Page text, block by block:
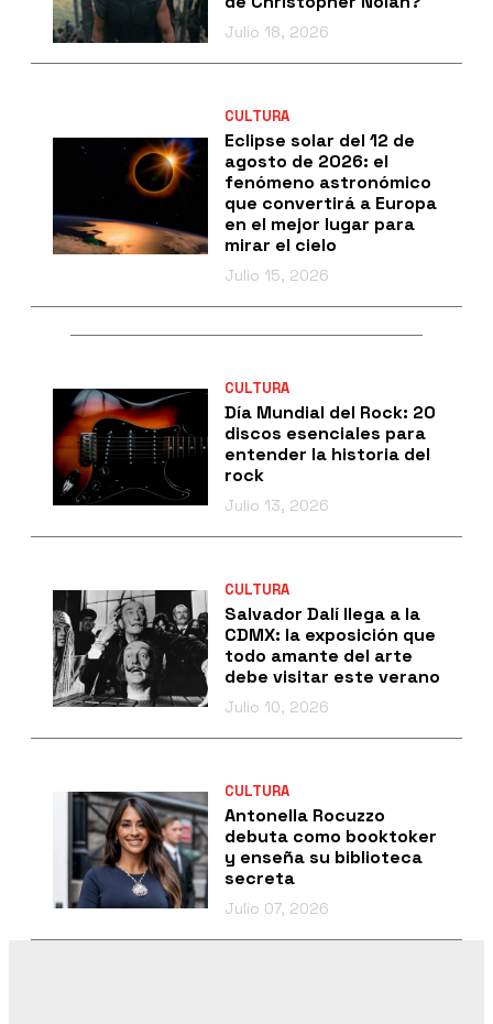
Julio 18, 2026
CULTURA
Eclipse solar del 12 de
agosto de 2026: el
fenómeno astronómico
que convertirá a Europa
en el mejor lugar para
mirar el cielo
Julio 15, 2026
CULTURA
Día Mundial del Rock: 20
discos esenciales para
entender la historia del
rock
Julio 13, 2026
CULTURA
Salvador Dalí llega a la
CDMX: la exposición que
todo amante del arte
debe visitar este verano
Julio 10, 2026
CULTURA
Antonella Rocuzzo
debuta como booktoker
y enseña su biblioteca
secreta
Julio 07, 2026